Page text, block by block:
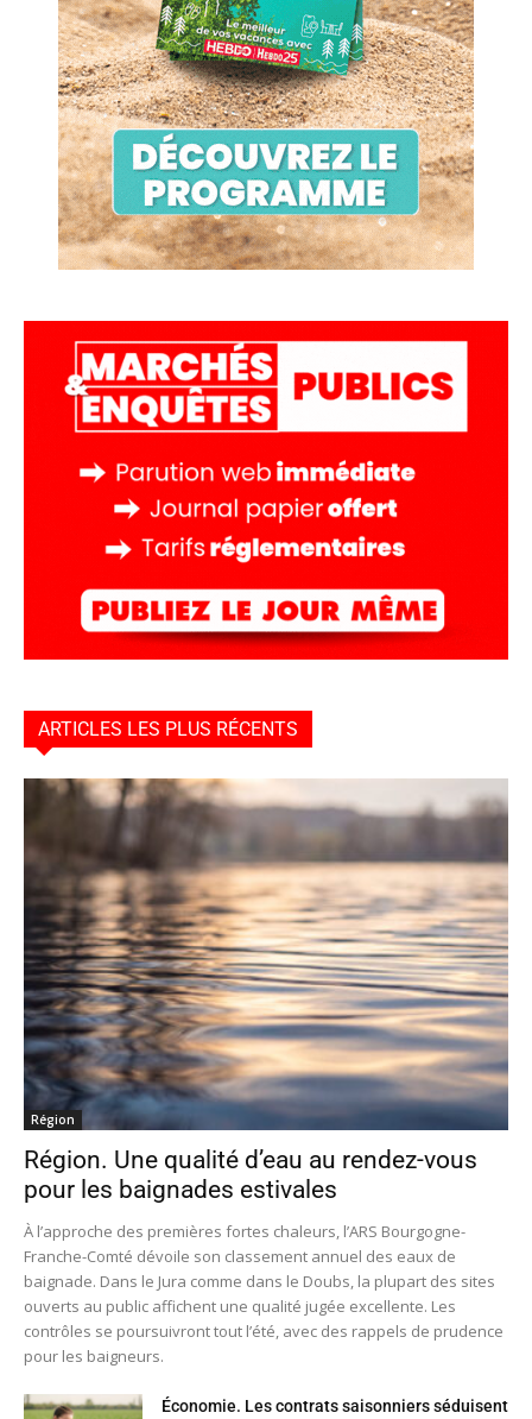
ARTICLES LES PLUS RÉCENTS
Région
Région. Une qualité d’eau au rendez-vous
pour les baignades estivales
À l’approche des premières fortes chaleurs, l’ARS Bourgogne-
Franche-Comté dévoile son classement annuel des eaux de
baignade. Dans le Jura comme dans le Doubs, la plupart des sites
ouverts au public affichent une qualité jugée excellente. Les
contrôles se poursuivront tout l’été, avec des rappels de prudence
pour les baigneurs.
Économie. Les contrats saisonniers séduisent